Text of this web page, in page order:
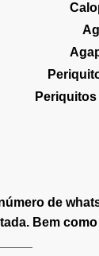
de
Bem